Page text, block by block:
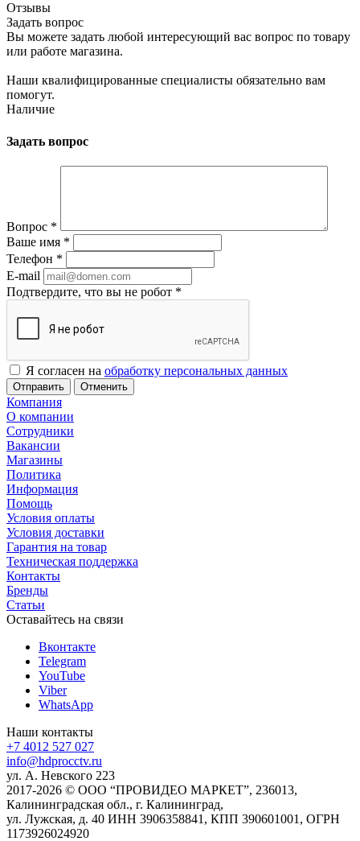
Отзывы
Задать вопрос
Вы можете задать любой интересующий вас вопрос по товару
или работе магазина.
Наши квалифицированные специалисты обязательно вам
помогут.
Наличие
Задать вопрос
Вопрос *
Ваше имя *
Телефон *
E-mail
Подтвердите, что вы не робот *
Я согласен на обработку персональных данных
Отменить
Компания
О компании
Сотрудники
Вакансии
Магазины
Политика
Информация
Помощь
Условия оплаты
Условия доставки
Гарантия на товар
Техническая поддержка
Контакты
Бренды
Статьи
Оставайтесь на связи
Вконтакте
Telegram
YouTube
Viber
WhatsApp
Наши контакты
+7 4012 527 027
info@hdprocctv.ru
ул. А. Невского 223
2017-2026 © ООО “ПРОВИДЕО МАРКЕТ”, 236013,
Калининградская обл., г. Калининград,
ул. Лужская, д. 40 ИНН 3906358841, КПП 390601001, ОГРН
1173926024920